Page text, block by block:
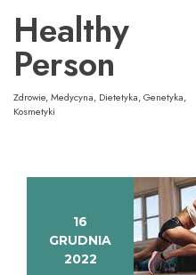
treściHealthy
Person
Zdrowie, Medycyna, Dietetyka, Genetyka,
Kosmetyki
16
GRUDNIA
2022